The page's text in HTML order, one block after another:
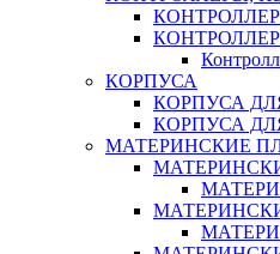
КОРПУСА
КОРПУСА
КОРПУСА
МАТЕРИНСКИЕ